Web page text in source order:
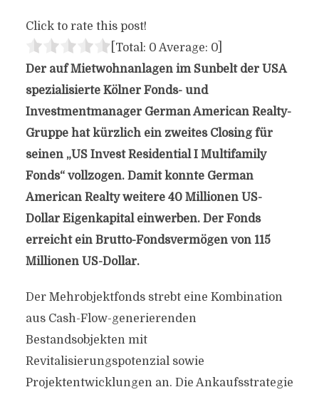
Click to rate this post!
[Total: 0 Average: 0]
Der auf Mietwohnanlagen im Sunbelt der USA
spezialisierte Kölner Fonds- und
Investmentmanager German American Realty-
Gruppe hat kürzlich ein zweites Closing für
seinen „US Invest Residential I Multifamily
Fonds“ vollzogen. Damit konnte German
American Realty weitere 40 Millionen US-
Dollar Eigenkapital einwerben. Der Fonds
erreicht ein Brutto-Fondsvermögen von 115
Millionen US-Dollar.
Der Mehrobjektfonds strebt eine Kombination
aus Cash-Flow-generierenden
Bestandsobjekten mit
Revitalisierungspotenzial sowie
Projektentwicklungen an. Die Ankaufsstrategie